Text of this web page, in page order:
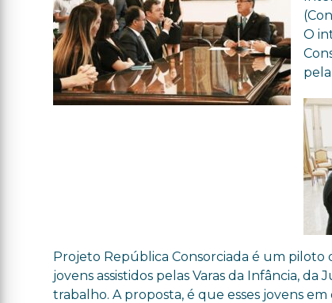
O
Projeto República Consorciada é um piloto
jovens assistidos pelas Varas da Infância,
trabalho. A proposta, é que esses jovens